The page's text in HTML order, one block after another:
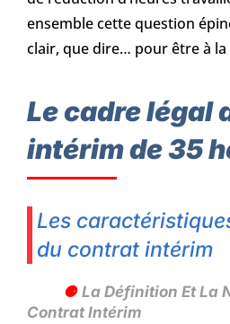
ensemble cette question
clair, que dire… pour être à
Le cadre légal
intérim de 35
Les
du contrat intérim
La Définition Et La
Contrat Intérim